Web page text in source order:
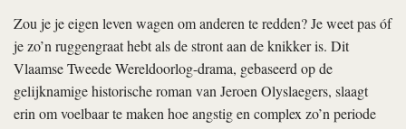
Zou je je eigen leven wagen om anderen te redden? Je weet pas óf
je zo’n ruggengraat hebt als de stront aan de knikker is. Dit
Vlaamse Tweede Wereldoorlog-drama, gebaseerd op de
gelijknamige historische roman van Jeroen Olyslaegers, slaagt
erin om voelbaar te maken hoe angstig en complex zo’n periode